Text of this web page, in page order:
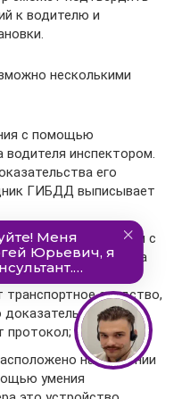
к водителю и
несколькими
с помощью
водителя инспектором.
его
ГИБДД выписывает
инспектором с
передаются на
сотрудники
средство,
его
протокол;
на удалении
умения